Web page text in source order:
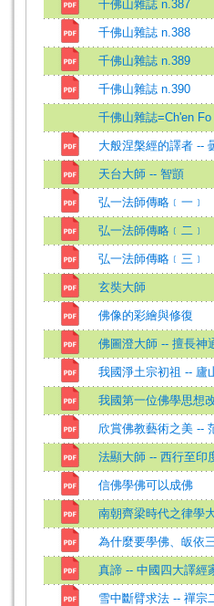
千佛山雜誌 n.387
千佛山雜誌 n.388
千佛山雜誌 n.389
千佛山雜誌 n.390
千佛山雜誌=Ch'en
大般涅槃經的譯者 --
天台大師 -- 智顗
弘一法師傳略﹝一﹞
弘一法師傳略﹝二﹞
弘一法師傳略﹝三﹞
玄奘大師
佛像的彩繪與修復
佛圖澄大師 -- 擅長神
我國淨土宗初祖 -- 廬
我國第一位佛學思想
欣賞佛教藝術之美 --
法顯大師 -- 西行至印
信佛學佛可以成佛
南朝齊梁時代之律學
為什麼要學佛、皈依
真諦 -- 中國四大譯經
雪中斷臂求法 -- 禪宗